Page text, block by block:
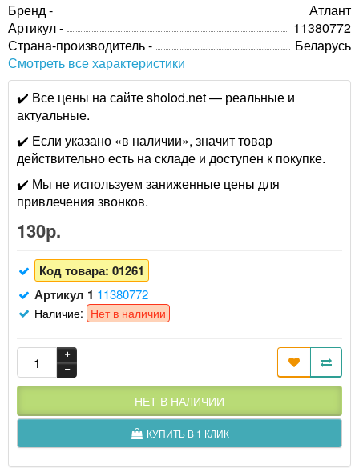
Бренд -
Атлант
Артикул -
11380772
Страна-производитель -
Беларусь
Смотреть все характеристики
✔️ Все цены на сайте sholod.net — реальные и
актуальные.
✔️ Если указано «в наличии», значит товар
действительно есть на складе и доступен к покупке.
✔️ Мы не используем заниженные цены для
привлечения звонков.
130р.
Код товара: 01261
Артикул 1 11380772
Наличие: Нет в наличии
НЕТ В НАЛИЧИИ
КУПИТЬ В 1 КЛИК